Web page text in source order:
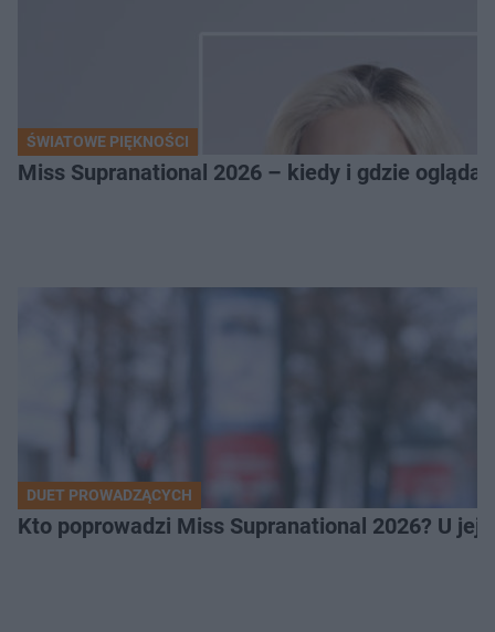
ŚWIATOWE PIĘKNOŚCI
Miss Supranational 2026 – kiedy i gdzie
DUET PROWADZĄCYCH
Kto poprowadzi Miss Supranational 2026? U jej